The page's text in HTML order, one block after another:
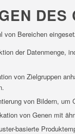
DES
von Bereichen
der Datenmenge,
von Zielgruppen
von Bildern, um
von Genen mit
basierte